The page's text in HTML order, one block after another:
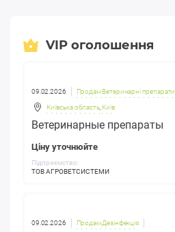
VIP оголошення
09.02.2026 Продам Ветеринарні препарати
Київська область, Київ
Ветеринарные препараты
Ціну уточнюйте
Підприємство:
ТОВ АГРОВЕТСИСТЕМИ
09.02.2026 Продам Дезінфекція